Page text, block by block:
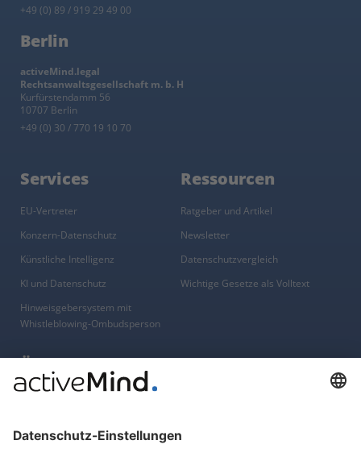
+49 (0) 89 / 919 29 49 00
Berlin
activeMind.legal
Rechtsanwaltsgesellschaft m. b. H
Kurfürstendamm 56
10707 Berlin
+49 (0) 30 / 770 19 10 70
Services
EU-Vertreter
Konzern-Datenschutz
Künstliche Intelligenz
KI und Datenschutz
Hinweisgebersystem mit
Whistleblowing-Ombudsperson
Ressourcen
Ratgeber und Artikel
Newsletter
Datenschutzvergleich
Wichtige Gesetze als Volltext
Über
Über uns
Kontakt
Gruppe
activeMind.uk (Vereinigtes